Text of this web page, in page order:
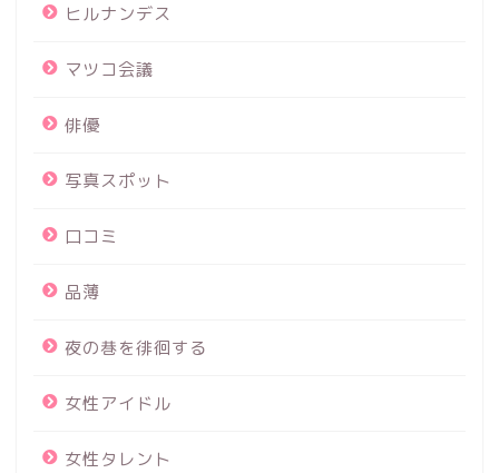
ヒルナンデス
マツコ会議
俳優
写真スポット
口コミ
品薄
夜の巷を徘徊する
女性アイドル
女性タレント